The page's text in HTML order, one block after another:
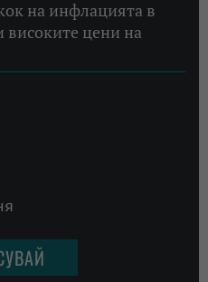
на инфлацията в
високите цени на